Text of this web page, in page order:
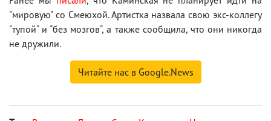
"мировую" со Смеюхой. Артистка назвала свою экс-коллегу
"тупой" и "без мозгов", а также сообщила, что они никогда
не дружили.
Читайте нас в Google.News